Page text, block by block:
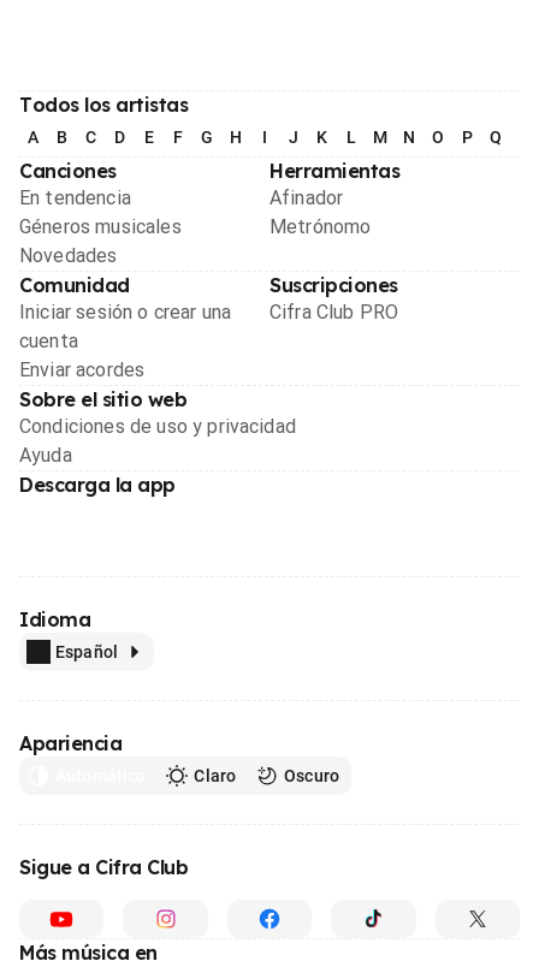
Todos los artistas
A B C D E F G H I J K L M N O P Q
Canciones
En tendencia
Géneros musicales
Novedades
Herramientas
Afinador
Metrónomo
Comunidad
Iniciar sesión o crear una
cuenta
Enviar acordes
Suscripciones
Cifra Club PRO
Sobre el sitio web
Condiciones de uso y privacidad
Ayuda
Descarga la app
Idioma
Español
Apariencia
Claro Oscuro
Sigue a Cifra Club
Más música en